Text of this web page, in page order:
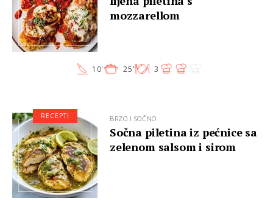
mozzarellom
10' 25' 3
BRZO I SOČNO
Sočna piletina iz pećnice sa
zelenom salsom i sirom
RECEPTI